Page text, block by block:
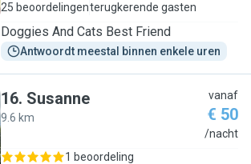
25 beoordelingenterugkerende gasten
Doggies And Cats Best Friend
Antwoordt meestal binnen enkele uren
16. Susanne
9.6 km
vanaf
€ 50
/nacht
1 beoordeling